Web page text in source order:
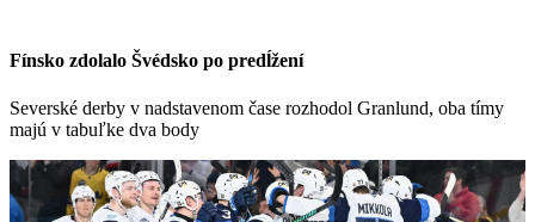
Fínsko zdolalo Švédsko po predĺžení
Severské derby v nadstavenom čase rozhodol Granlund, oba tímy
majú v tabuľke dva body